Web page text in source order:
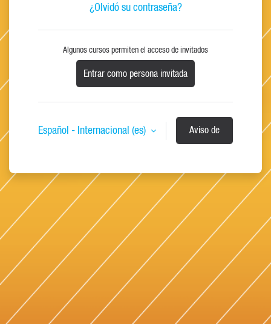
¿Olvidó su contraseña?
Algunos cursos permiten el acceso de invitados
Entrar como persona invitada
Español - Internacional ‎(es)‎
Aviso de